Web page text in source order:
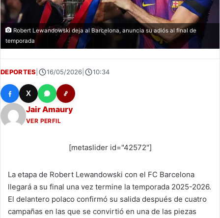
Robert Lewandowski deja al Barcelona, anuncia su adiós al final de
temporada
DEPORTES 16/05/2026 10:34
X
Jair Amaury
VER PERFIL
[metaslider id="42572"]
La etapa de Robert Lewandowski con el FC Barcelona
llegará a su final una vez termine la temporada 2025-2026.
El delantero polaco confirmó su salida después de cuatro
campañas en las que se convirtió en una de las piezas